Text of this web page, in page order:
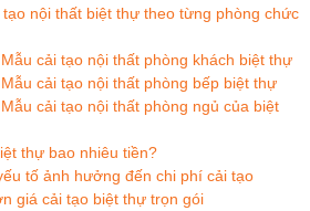
tạo nội thất biệt thự theo từng phòng chức
Mẫu cải tạo nội thất phòng khách biệt thự
Mẫu cải tạo nội thất phòng bếp biệt thự
Mẫu cải tạo nội thất phòng ngủ của biệt
thự bao nhiêu tiền?
tố ảnh hưởng đến chi phí cải tạo
giá cải tạo biệt thự trọn gói